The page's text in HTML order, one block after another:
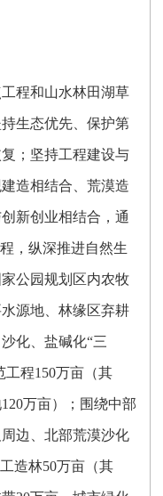
程和山水林田湖草
生态优先、保护第
；坚持工程建设与
造相结合、荒漠造
新创业相结合，通
，纵深推进自然生
公园规划区内农牧
源地、林缘区弃耕
化、盐碱化“三
工程150万亩（其
万亩）；围绕中部
边、北部荒漠沙化
造林50万亩（其